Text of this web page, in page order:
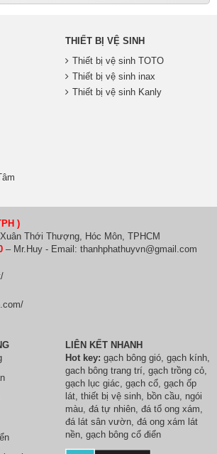
THIẾT BỊ VỆ SINH
Thiết bị vệ sinh TOTO
Thiết bị vệ sinh inax
Thiết bị vệ sinh Kanly
)
Thới Thượng, Hóc Môn, TPHCM
– Mr.Huy - Email: thanhphathuyvn@gmail.com
LIÊN KẾT NHANH
Hot key: gạch bông gió, gạch kính,
gach bông trang trí, gạch trồng cỏ,
gạch lục giác, gạch cổ, gạch ốp
lát, thiết bị vệ sinh, bồn cầu, ngói
màu, đá tự nhiên, đá tổ ong xám,
đá lát sân vườn, đá ong xám lát
nền, gạch bông cổ điển